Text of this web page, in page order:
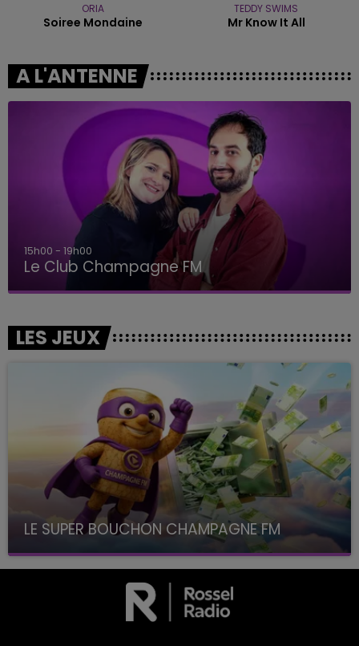
ORIA
Soiree Mondaine
TEDDY SWIMS
Mr Know It All
A L'ANTENNE
15h00 - 19h00
Le Club Champagne FM
LES JEUX
LE SUPER BOUCHON CHAMPAGNE FM
avec La Famille Champagne FM, à 8H10